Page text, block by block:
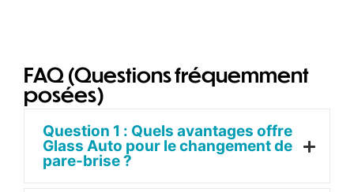
FAQ (Questions fréquemment
posées)
Question 1 : Quels avantages offre
Glass Auto pour le changement de
pare-brise ?